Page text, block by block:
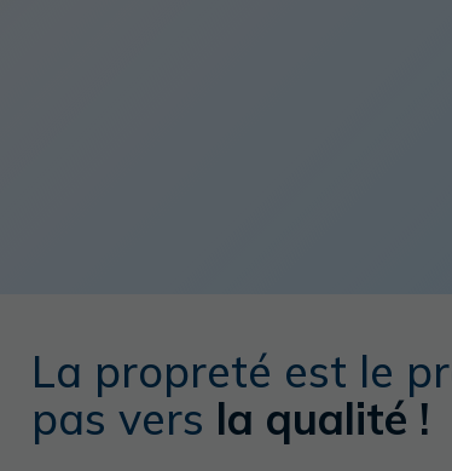
La propreté est le
pas vers la qualité !